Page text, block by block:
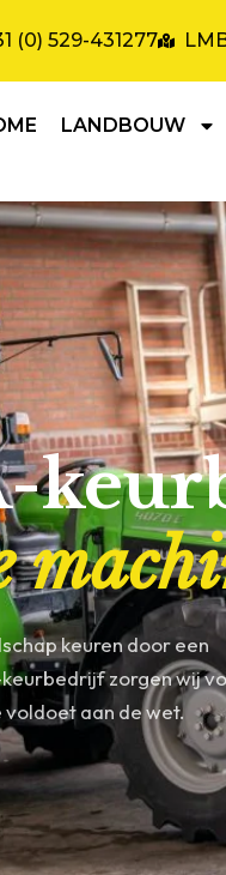
(0) 529-431277
LANDBOUW
keuren door een
zorgen wij
aan de wet.